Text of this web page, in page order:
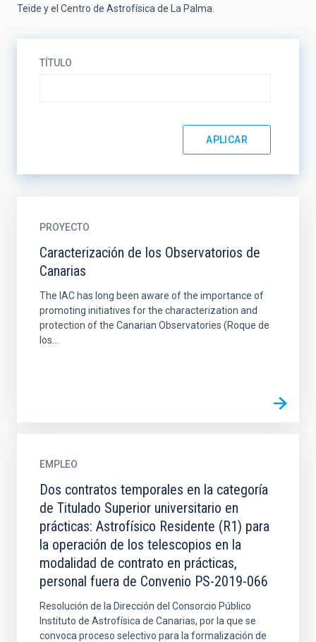
Teide y el Centro de Astrofísica de La Palma.
TÍTULO
PROYECTO
Caracterización de los Observatorios de
Canarias
The IAC has long been aware of the importance of
promoting initiatives for the characterization and
protection of the Canarian Observatories (Roque de
los...
EMPLEO
Dos contratos temporales en la categoría
de Titulado Superior universitario en
prácticas: Astrofísico Residente (R1) para
la operación de los telescopios en la
modalidad de contrato en prácticas,
personal fuera de Convenio PS-2019-066
Resolución de la Dirección del Consorcio Público
Instituto de Astrofísica de Canarias, por la que se
convoca proceso selectivo para la formalización de